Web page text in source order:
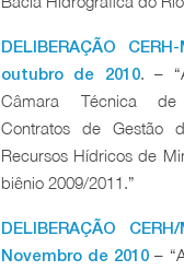
DELIBERAÇÃO
outubro de 2010. –
Câmara Técnica de
Contratos de Gestão
Recursos Hídricos de
biênio 2009/2011.”
DELIBERAÇÃO
Novembro de 2010 –